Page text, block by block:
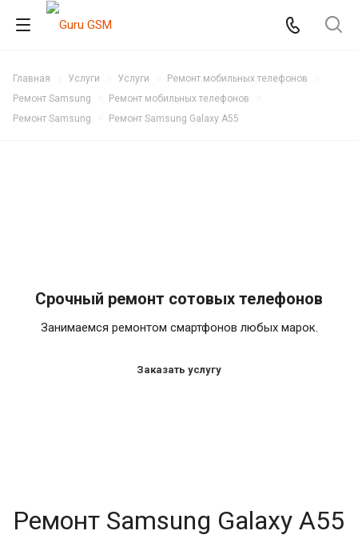
Главная Услуги Услуги
Ремонт мобильных телефонов
Ремонт Samsung
Ремонт мобильных телефонов
Ремонт Samsung
Ремонт Samsung Galaxy A55
Срочный ремонт сотовых телефонов
Занимаемся ремонтом смартфонов любых марок.
Заказать услугу
Ремонт Samsung Galaxy A55